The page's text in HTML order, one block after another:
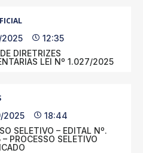
2025
12:35
DIRETRIZES
LEI Nº 1.027/2025
2025
18:44
SELETIVO – EDITAL Nº.
PROCESSO SELETIVO